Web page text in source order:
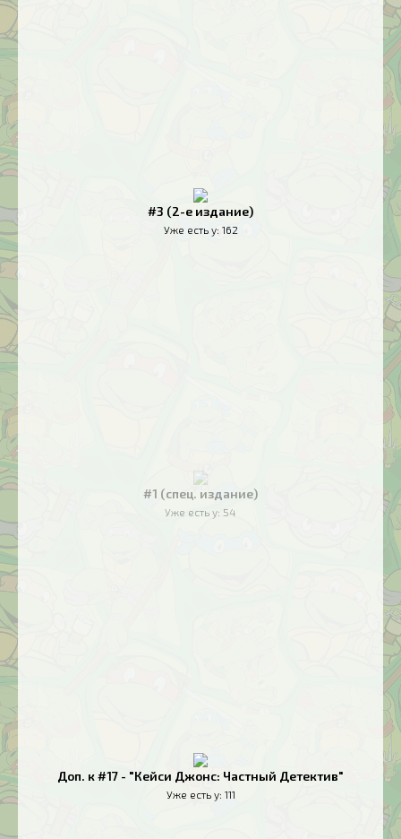
#3 (2-е издание)
Уже есть у: 162
#1 (спец. издание)
Уже есть у: 54
Доп. к #17 - "Кейси Джонс: Частный Детектив"
Уже есть у: 111